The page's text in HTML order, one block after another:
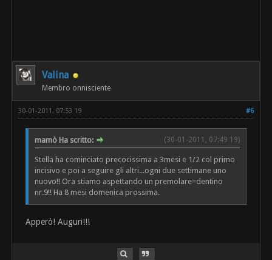
Valina
Membro onnisciente
#6
30-01-2011, 07:53 19
(30-01-2011, 07:49 19)
mamò Ha scritto:
Stella ha cominciato precocissima a 3mesi e 1/2 col primo
incisivo e poi a seguire gli altri...ogni due settimane uno
nuovo!! Ora stiamo aspettando un premolare=dentino
nr.9!! Ha 8 mesi domenica prossima.
Apperò! Auguri!!!